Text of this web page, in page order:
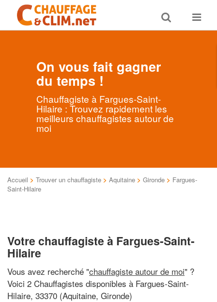
Toggle
search
Toggle
On vous fait gagner
du temps !
Chauffagiste à Fargues-Saint-
Hilaire : Trouvez rapidement les
meilleurs chauffagistes autour de
moi
Accueil > Trouver un chauffagiste > Aquitaine > Gironde > Fargues-
Saint-Hilaire
Votre chauffagiste à Fargues-Saint-
Hilaire
Vous avez recherché "chauffagiste autour de moi" ?
Voici 2 Chauffagistes disponibles à Fargues-Saint-
Hilaire, 33370 (Aquitaine, Gironde)